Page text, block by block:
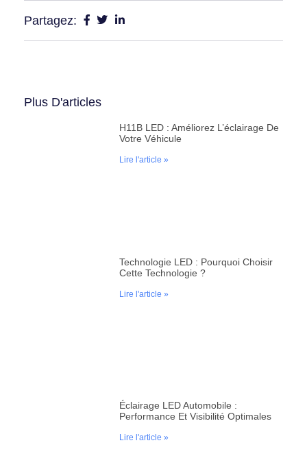
Partagez:
Plus D'articles
H11B LED : Améliorez L’éclairage De
Votre Véhicule
Lire l'article »
Technologie LED : Pourquoi Choisir
Cette Technologie ?
Lire l'article »
Éclairage LED Automobile :
Performance Et Visibilité Optimales
Lire l'article »